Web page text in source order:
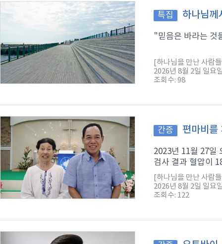
특집 하나님께
"믿음은 바라는 것
[하나님을 만난 사람
2026년 8월 2일 일요
조회수: 98
간증 편마비를
2023년 11월 27일
검사 결과 혈압이
[하나님을 만난 사람
2026년 8월 2일 일요
조회수: 122